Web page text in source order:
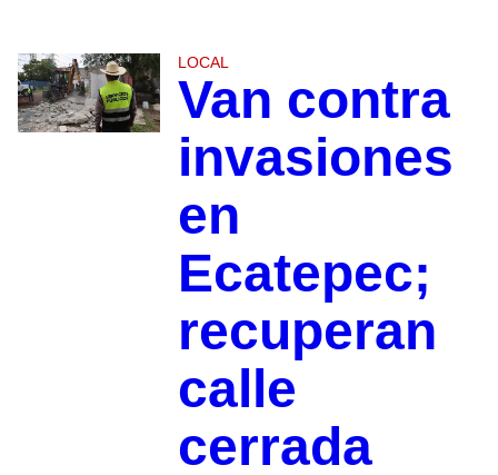
LOCAL
Van contra
invasiones
en
Ecatepec;
recuperan
calle
cerrada